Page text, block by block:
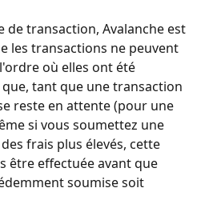
de transaction, Avalanche est
les transactions ne peuvent
où elles ont été
tant que une transaction
reste en attente (pour une
si vous soumettez une
frais plus élevés, cette
être effectuée avant que
soumise soit